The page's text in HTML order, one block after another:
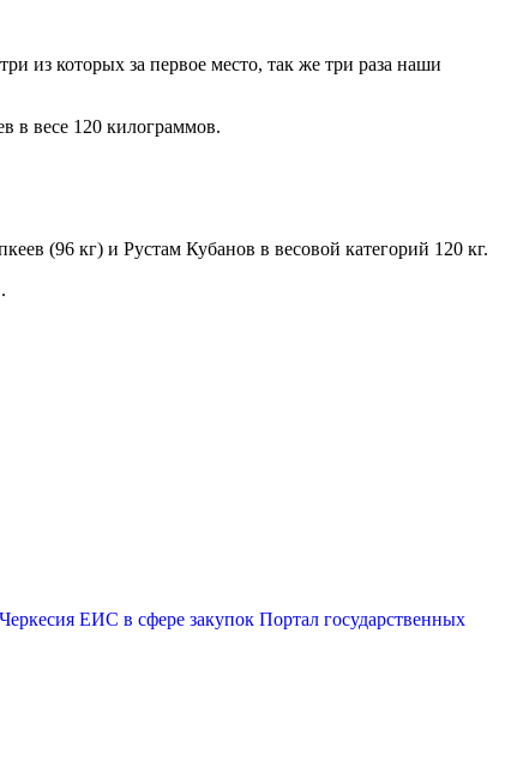
из которых за первое место, так же три раза наши
в весе 120 килограммов.
(96 кг) и Рустам Кубанов в весовой категорий 120 кг.
ЕИС в сфере закупок Портал государственных